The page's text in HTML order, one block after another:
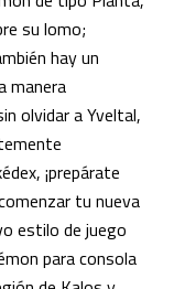
su lomo;
hay un
manera
olvidar a Yveltal,
¡prepárate
tu nueva
estilo de juego
para consola